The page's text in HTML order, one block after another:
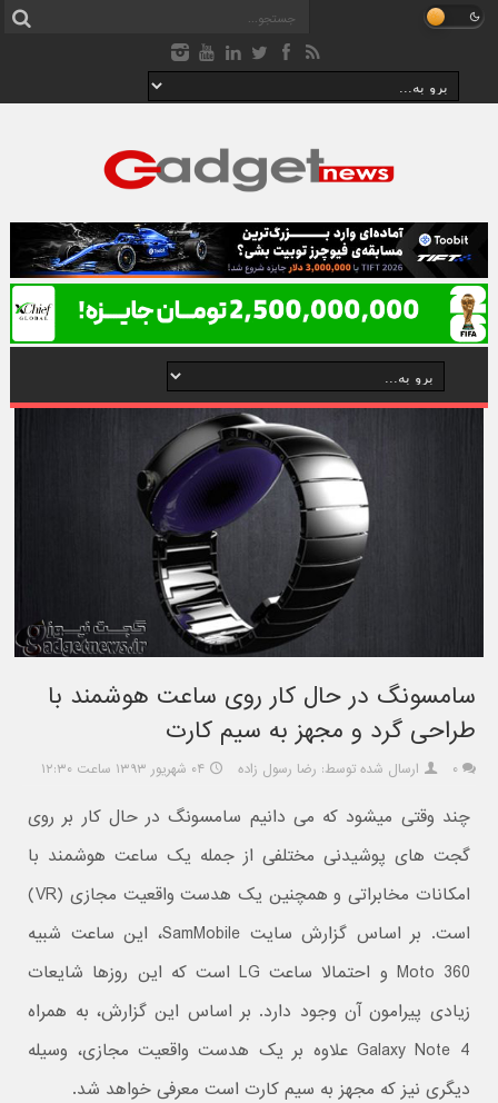
سامسونگ در حال کار روی ساعت هوشمند با
طراحی گرد و مجهز به سیم کارت
۰ ارسال شده توسط: رضا رسول زاده ۰۴ شهریور ۱۳۹۳ ساعت ۱۲:۳۰
چند وقتی میشود که می دانیم سامسونگ در حال کار بر روی
گجت های پوشیدنی مختلفی از جمله یک ساعت هوشمند با
امکانات مخابراتی و همچنین یک هدست واقعیت مجازی (VR)
است. بر اساس گزارش سایت SamMobile، این ساعت شبیه
Moto 360 و احتمالا ساعت LG است که این روزها شایعات
زیادی پیرامون آن وجود دارد. بر اساس این گزارش، به همراه
Galaxy Note 4 علاوه بر یک هدست واقعیت مجازی، وسیله
دیگری نیز که مجهز به سیم کارت است معرفی خواهد شد.